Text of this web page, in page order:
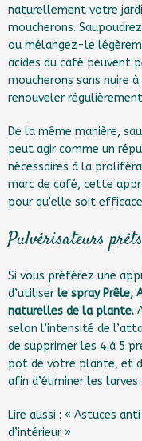
naturellement votre
moucherons.
ou mélangez-le
acides du café peuvent
moucherons sans nuire
renouveler
De la même manière,
peut agir comme un
nécessaires à la
marc de café, cette
pour qu'elle soit
Pulvérisateurs
Si vous préférez une
d’utiliser le spray Prêle,
naturelles de la plante.
selon l’intensité de
de supprimer les 4 à 5
pot de votre plante, et
afin d’éliminer les larves
Lire aussi : « Astuces
d’intérieur »